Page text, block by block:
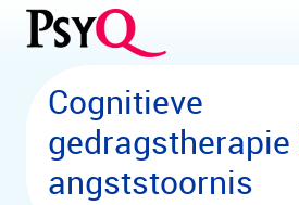
Overslaan en naar hoofdinhoud gaan
Cognitieve
gedragstherapie
angststoornis